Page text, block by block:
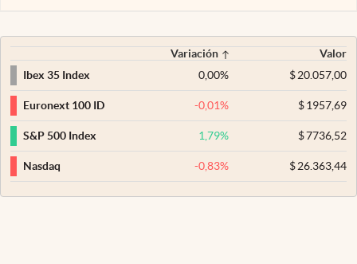
Variación
Valor
Ibex 35 Index
0,00% $20.057,00
Euronext 100 ID -0,01% $1957,69
S&P 500 Index 1,79% $7736,52
Nasdaq -0,83% $26.363,44